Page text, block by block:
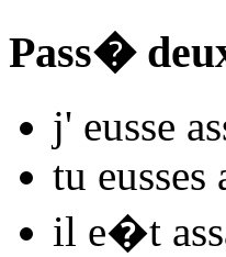
Pass�
j' eusse
tu eusses
il e�t